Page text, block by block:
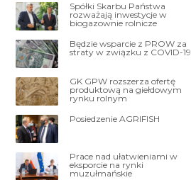
Spółki Skarbu Państwa
rozważają inwestycje w
biogazownie rolnicze
Będzie wsparcie z PROW za
straty w związku z COVID-19
GK GPW rozszerza ofertę
produktową na giełdowym
rynku rolnym
Posiedzenie AGRIFISH
Prace nad ułatwieniami w
eksporcie na rynki
muzułmańskie